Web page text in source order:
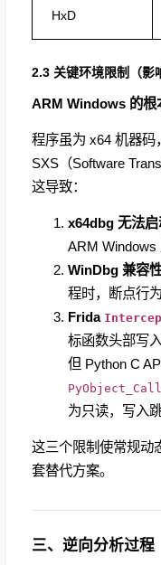
HxD
2.3 关键环境限制（影
ARM Windows 的根
程序虽为 x64 机器码
SXS（Software
这导致：
x64dbg 无法启
ARM Windows
WinDbg 兼容
程时，断点行
Frida
标函数头部写
但 Python C
为只读，写入
这三个限制使常规动
套替代方案。
三、逆向分析过程